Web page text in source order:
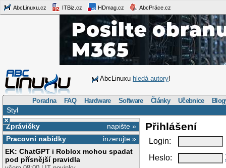
AbcLinuxu.cz ITBiz.cz HDmag.cz AbcPráce.cz
AbcLinuxu hledá autory!
Poradna FAQ Hardware Software Články Učebnice
Styl
×
napište »
Zprávičky
inzerujte »
Pracovní nabídky
EK: ChatGPT i Roblox mohou spadat
pod přísnější pravidla
Přihlášení
Login:
Heslo: